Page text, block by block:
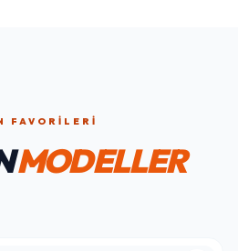
FAVORILERI
MODELLER